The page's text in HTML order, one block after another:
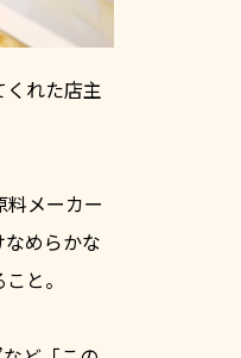
くれた店主
メーカー
めらかな
と。